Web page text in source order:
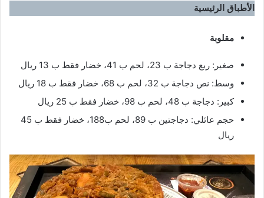
الأطباق الرئيسية
مقلوبة
صغير: ربع دجاجة ب 23، لحم ب 41، خضار فقط ب 13 ريال
وسط: نص دجاجة ب 32، لحم ب 68، خضار فقط ب 18 ريال
كبير: دجاجة ب 48، لحم ب 98، خضار فقط ب 25 ريال
حجم عائلي: دجاجتين ب 89، لحم ب188، خضار فقط ب 45
ريال